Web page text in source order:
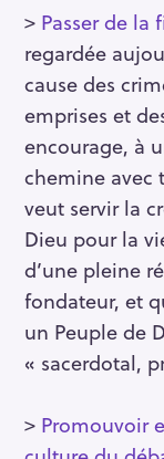
> Passer de la
regardée
cause des
emprises et
encourage, à
chemine avec
veut servir la
Dieu pour la
d’une pleine
fondateur, et
un Peuple de
« sacerdotal,
> Promouvoir